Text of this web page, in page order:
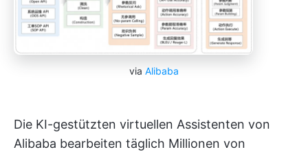
via Alibaba
Die KI-gestützten virtuellen Assistenten von
Alibaba bearbeiten täglich Millionen von